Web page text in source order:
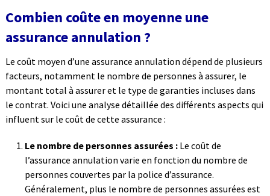
Combien coûte en moyenne une
assurance annulation ?
Le coût moyen d’une assurance annulation dépend de plusieurs
facteurs, notamment le nombre de personnes à assurer, le
montant total à assurer et le type de garanties incluses dans
le contrat. Voici une analyse détaillée des différents aspects qui
influent sur le coût de cette assurance :
Le nombre de personnes assurées :Le coût de
l’assurance annulation varie en fonction du nombre de
personnes couvertes par la police d’assurance.
Généralement, plus le nombre de personnes assurées est